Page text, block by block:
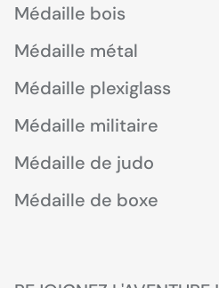
Médaille bois
Médaille métal
Médaille plexiglass
Médaille militaire
Médaille de judo
Médaille de boxe